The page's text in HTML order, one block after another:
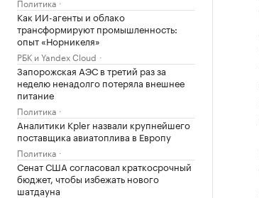
Как ИИ-агенты и облако
трансформируют промышленность:
опыт «Норникеля»
РБК и Yandex Cloud
Запорожская АЭС в третий раз за
неделю ненадолго потеряла внешнее
питание
Политика
Аналитики Kpler назвали крупнейшего
поставщика авиатоплива в Европу
Политика
Сенат США согласовал краткосрочный
бюджет, чтобы избежать нового
шатдауна